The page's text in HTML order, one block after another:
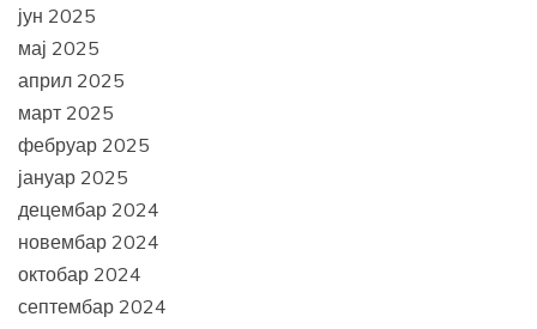
јун 2025
мај 2025
април 2025
март 2025
фебруар 2025
јануар 2025
децембар 2024
новембар 2024
октобар 2024
септембар 2024